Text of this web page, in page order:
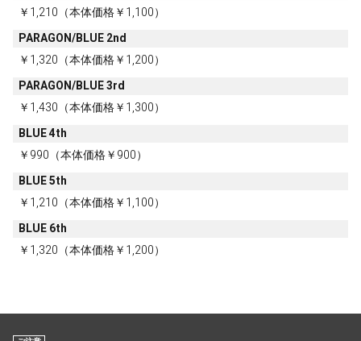
￥1,210（本体価格￥1,100）
PARAGON/BLUE 2nd
￥1,320（本体価格￥1,200）
PARAGON/BLUE 3rd
￥1,430（本体価格￥1,300）
BLUE 4th
￥990（本体価格￥900）
BLUE 5th
￥1,210（本体価格￥1,100）
BLUE 6th
￥1,320（本体価格￥1,200）